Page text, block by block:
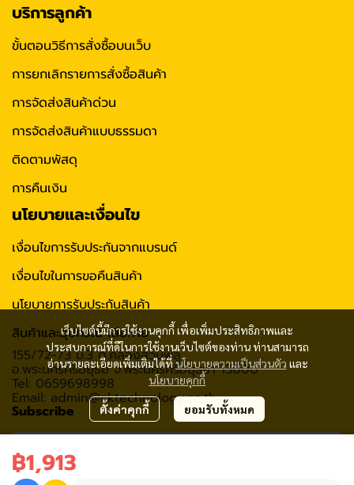
฿1,913
เว็บไซต์นี้มีการใช้งานคุกกี้ เพื่อเพิ่มประสิทธิภาพและ
ประสบการณ์ที่ดีในการใช้งานเว็บไซต์ของท่าน ท่านสามารถ
อ่านรายละเอียดเพิ่มเติมได้ที่นโยบายความเป็นส่วนตัว และ
นโยบายคุกกี้
ตั้งค่าคุกกี้ ยอมรับทั้งหมด
บริการลูกค้า
ขั้นตอนวิธีการสั่งซื้อบนเว็บ
การยกเลิกรายการสั่งซื้อสินค้า
การจัดส่งสินค้าด่วน
การจัดส่งสินค้าแบบธรรมดา
ติดตามพัสดุ
การคืนเงิน
นโยบายและเงื่อนไข
เงื่อนไขการรับประกันจากแบรนด์
เงื่อนไขในการขอคืนสินค้า
นโยบายการรับประกันสินค้า
สินค้าและอุปกรณ์ เสียหาย
155/72-73 ม.3 ต.คลองสวนพลู
อ.พระนครศรีอยุธย จ.พระนครศรีอยุธยา 13000
Tel: 0659698998
Email: admin@cktechnology.co.th
Subscribe